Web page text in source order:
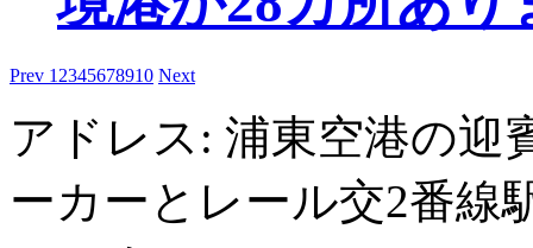
Prev 1 2345678910 Next
アドレス: 浦東空港の迎
ーカーとレール交2番線